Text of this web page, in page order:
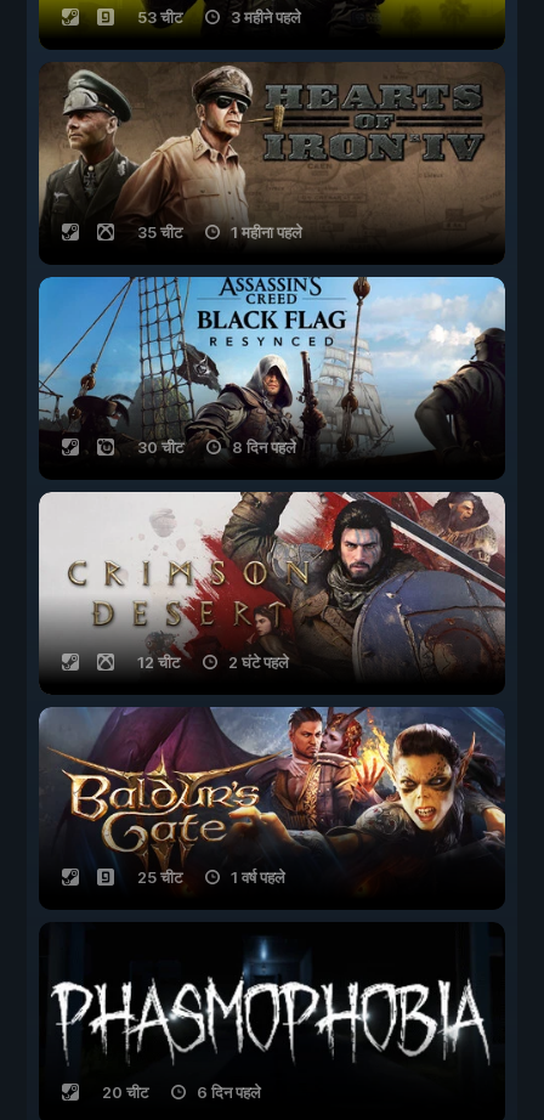
53 चीट 3 महीने पहले
35 चीट 1 महीना पहले
30 चीट 8 दिन पहले
12 चीट 2 घंटे पहले
25 चीट 1 वर्ष पहले
20 चीट 6 दिन पहले